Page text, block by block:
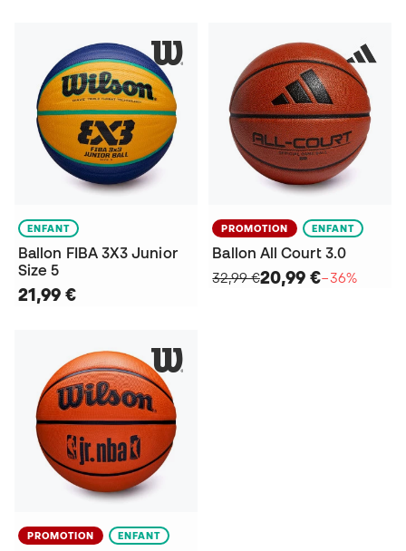
ENFANT
Ballon FIBA 3X3 Junior
Size 5
21,99 €
PROMOTION ENFANT
Ballon All Court 3.0
32,99 €20,99 €−36%
PROMOTION ENFANT